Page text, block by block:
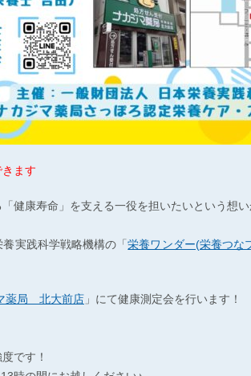
ます
健康寿命」を支える一役を担いたいという想
実践科学戦略機構の「栄養ワンダー(栄養つな
薬局 北大前店 」にて健康測定会を行います！
です！